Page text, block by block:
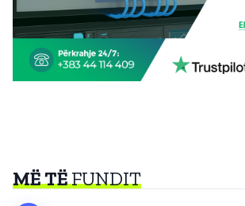
MË TËFUNDIT